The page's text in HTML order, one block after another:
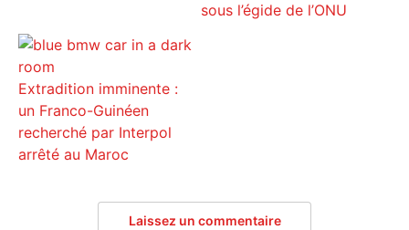
sous l’égide de l’ONU
Extradition imminente :
un Franco-Guinéen
recherché par Interpol
arrêté au Maroc
Laissez un commentaire